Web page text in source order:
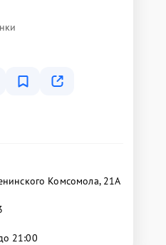
Комсомола, 21А
21:00